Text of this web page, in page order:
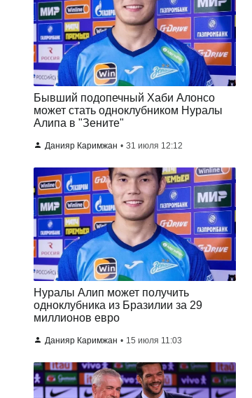
Бывший подопечный Хаби Алонсо
может стать одноклубником Нуралы
Алипа в "Зените"
Данияр Каримжан 31 июля 12:12
Нуралы Алип может получить
одноклубника из Бразилии за 29
миллионов евро
Данияр Каримжан 15 июля 11:03